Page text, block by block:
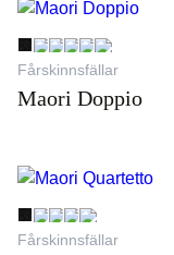
Fårskinnsfällar
Maori Doppio
Fårskinnsfällar